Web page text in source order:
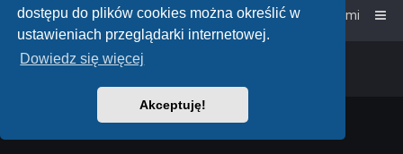
dostępu do plików cookies można określić w
ustawieniach przeglądarki internetowej.
Dowiedz się więcej
Akceptuję!
Strona główna Kontakt z nami
Powered byphpBB™• Design by